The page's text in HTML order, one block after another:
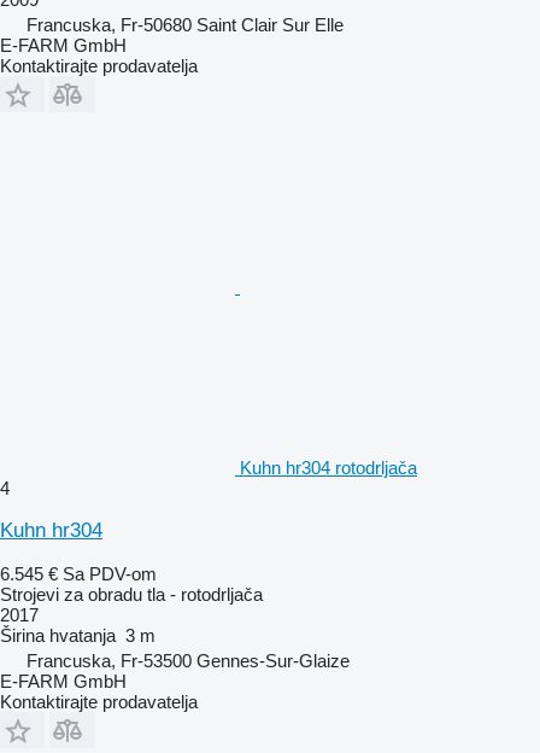
Francuska, Fr-50680 Saint Clair Sur Elle
E-FARM GmbH
Kontaktirajte prodavatelja
Kuhn hr304 rotodrljača
4
Kuhn hr304
6.545 € Sa PDV-om
Strojevi za obradu tla - rotodrljača
2017
Širina hvatanja 3 m
Francuska, Fr-53500 Gennes-Sur-Glaize
E-FARM GmbH
Kontaktirajte prodavatelja